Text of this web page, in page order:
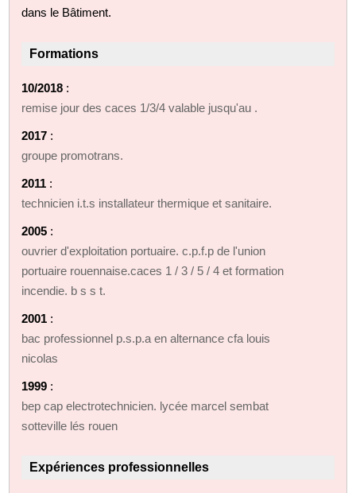
dans le Bâtiment.
Formations
10/2018 :
remise jour des caces 1/3/4 valable jusqu'au .
2017 :
groupe promotrans.
2011 :
technicien i.t.s installateur thermique et sanitaire.
2005 :
ouvrier d'exploitation portuaire. c.p.f.p de l'union
portuaire rouennaise.caces 1 / 3 / 5 / 4 et formation
incendie. b s s t.
2001 :
bac professionnel p.s.p.a en alternance cfa louis
nicolas
1999 :
bep cap electrotechnicien. lycée marcel sembat
sotteville lés rouen
Expériences professionnelles